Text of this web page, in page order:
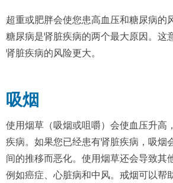
超重或肥胖会使您患高血压和糖尿病的
糖尿病是肾脏疾病的两个最大原因。这
肾脏疾病的风险更大。
吸烟
使用烟草（吸烟或咀嚼）会使血压升高
疾病。如果您已经患有肾脏疾病，吸烟
间的推移而恶化。使用烟草还会导致其
例如癌症、心脏病和中风。戒烟可以帮